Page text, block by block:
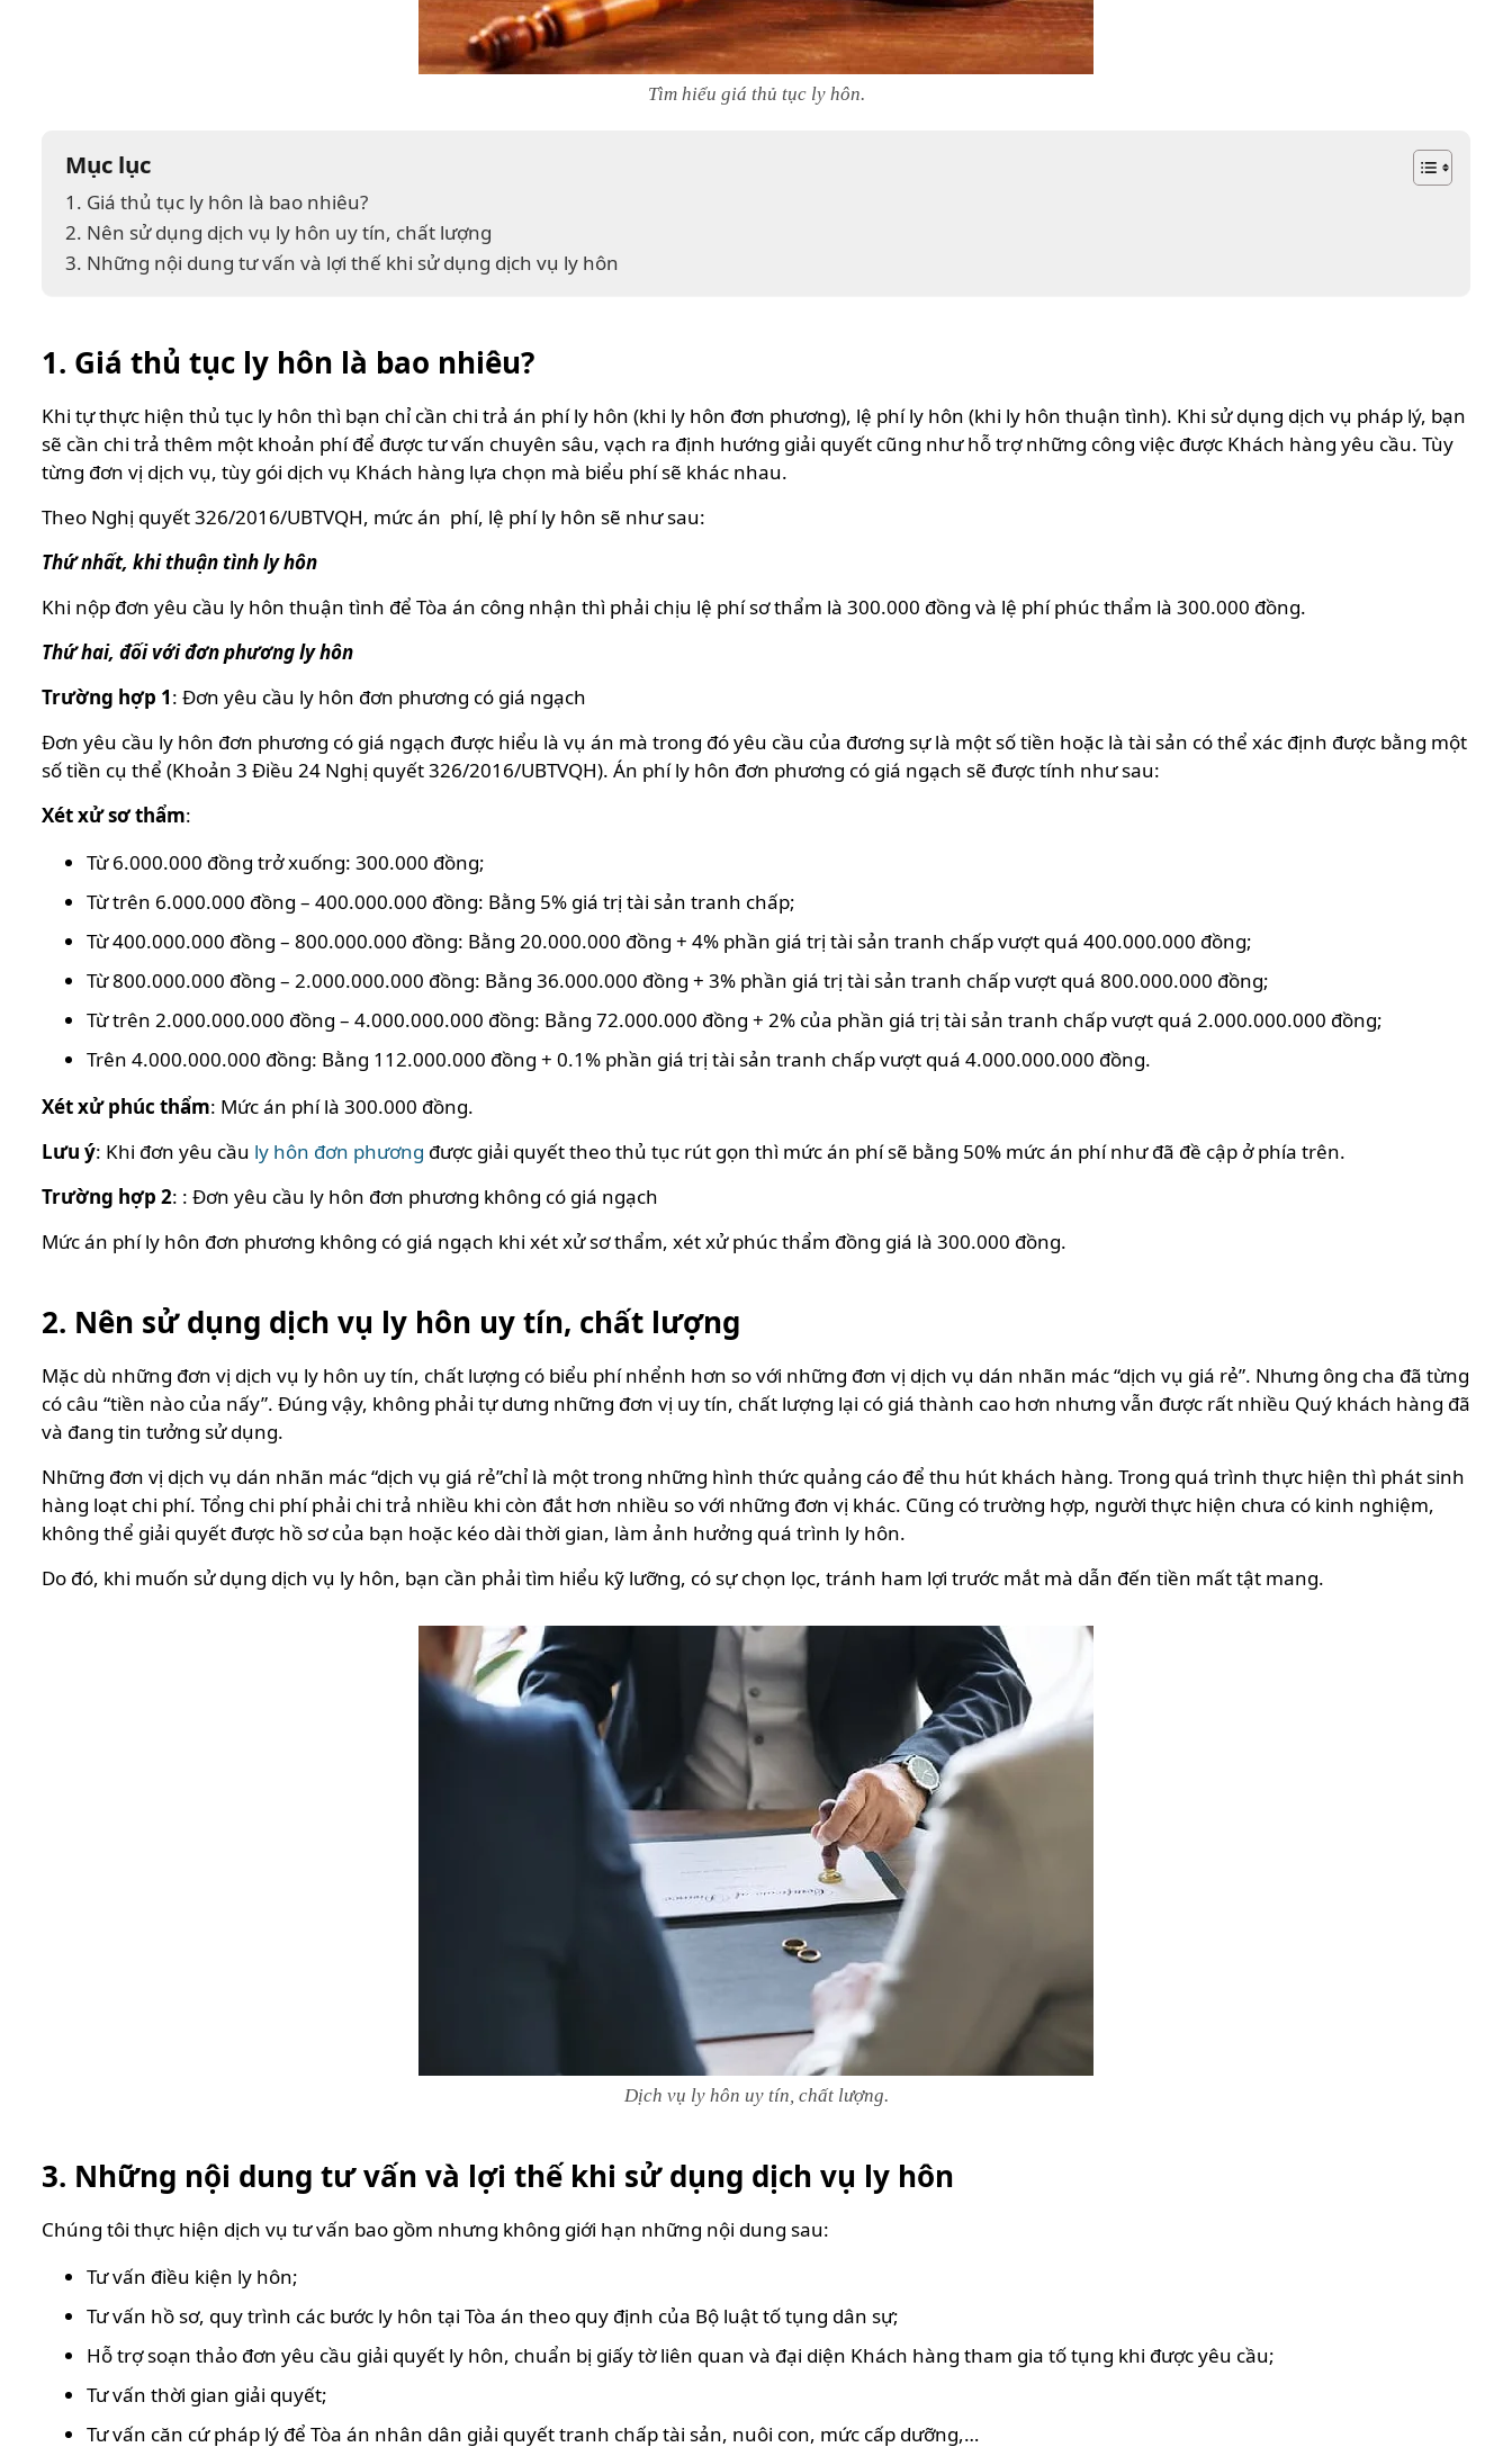
Tìm hiểu giá thủ tục ly hôn.
Mục lục
1. Giá thủ tục ly hôn là bao nhiêu?
2. Nên sử dụng dịch vụ ly hôn uy tín, chất lượng
3. Những nội dung tư vấn và lợi thế khi sử dụng dịch vụ ly hôn
1. Giá thủ tục ly hôn là bao nhiêu?
Khi tự thực hiện thủ tục ly hôn thì bạn chỉ cần chi trả án phí ly hôn (khi ly hôn đơn phương), lệ phí ly hôn (khi ly hôn thuận tình). Khi sử dụng dịch vụ pháp lý, bạn
sẽ cần chi trả thêm một khoản phí để được tư vấn chuyên sâu, vạch ra định hướng giải quyết cũng như hỗ trợ những công việc được Khách hàng yêu cầu. Tùy
từng đơn vị dịch vụ, tùy gói dịch vụ Khách hàng lựa chọn mà biểu phí sẽ khác nhau.
Theo Nghị quyết 326/2016/UBTVQH, mức án phí, lệ phí ly hôn sẽ như sau:
Thứ nhất, khi thuận tình ly hôn
Khi nộp đơn yêu cầu ly hôn thuận tình để Tòa án công nhận thì phải chịu lệ phí sơ thẩm là 300.000 đồng và lệ phí phúc thẩm là 300.000 đồng.
Thứ hai, đối với đơn phương ly hôn
Trường hợp 1: Đơn yêu cầu ly hôn đơn phương có giá ngạch
Đơn yêu cầu ly hôn đơn phương có giá ngạch được hiểu là vụ án mà trong đó yêu cầu của đương sự là một số tiền hoặc là tài sản có thể xác định được bằng một
số tiền cụ thể (Khoản 3 Điều 24 Nghị quyết 326/2016/UBTVQH). Án phí ly hôn đơn phương có giá ngạch sẽ được tính như sau:
Xét xử sơ thẩm:
Từ 6.000.000 đồng trở xuống: 300.000 đồng;
Từ trên 6.000.000 đồng – 400.000.000 đồng: Bằng 5% giá trị tài sản tranh chấp;
Từ 400.000.000 đồng – 800.000.000 đồng: Bằng 20.000.000 đồng + 4% phần giá trị tài sản tranh chấp vượt quá 400.000.000 đồng;
Từ 800.000.000 đồng – 2.000.000.000 đồng: Bằng 36.000.000 đồng + 3% phần giá trị tài sản tranh chấp vượt quá 800.000.000 đồng;
Từ trên 2.000.000.000 đồng – 4.000.000.000 đồng: Bằng 72.000.000 đồng + 2% của phần giá trị tài sản tranh chấp vượt quá 2.000.000.000 đồng;
Trên 4.000.000.000 đồng: Bằng 112.000.000 đồng + 0.1% phần giá trị tài sản tranh chấp vượt quá 4.000.000.000 đồng.
Xét xử phúc thẩm: Mức án phí là 300.000 đồng.
Lưu ý: Khi đơn yêu cầu ly hôn đơn phương được giải quyết theo thủ tục rút gọn thì mức án phí sẽ bằng 50% mức án phí như đã đề cập ở phía trên.
Trường hợp 2: : Đơn yêu cầu ly hôn đơn phương không có giá ngạch
Mức án phí ly hôn đơn phương không có giá ngạch khi xét xử sơ thẩm, xét xử phúc thẩm đồng giá là 300.000 đồng.
2. Nên sử dụng dịch vụ ly hôn uy tín, chất lượng
Mặc dù những đơn vị dịch vụ ly hôn uy tín, chất lượng có biểu phí nhểnh hơn so với những đơn vị dịch vụ dán nhãn mác “dịch vụ giá rẻ”. Nhưng ông cha đã từng
có câu “tiền nào của nấy”. Đúng vậy, không phải tự dưng những đơn vị uy tín, chất lượng lại có giá thành cao hơn nhưng vẫn được rất nhiều Quý khách hàng đã
và đang tin tưởng sử dụng.
Những đơn vị dịch vụ dán nhãn mác “dịch vụ giá rẻ”chỉ là một trong những hình thức quảng cáo để thu hút khách hàng. Trong quá trình thực hiện thì phát sinh
hàng loạt chi phí. Tổng chi phí phải chi trả nhiều khi còn đắt hơn nhiều so với những đơn vị khác. Cũng có trường hợp, người thực hiện chưa có kinh nghiệm,
không thể giải quyết được hồ sơ của bạn hoặc kéo dài thời gian, làm ảnh hưởng quá trình ly hôn.
Do đó, khi muốn sử dụng dịch vụ ly hôn, bạn cần phải tìm hiểu kỹ lưỡng, có sự chọn lọc, tránh ham lợi trước mắt mà dẫn đến tiền mất tật mang.
Dịch vụ ly hôn uy tín, chất lượng.
3. Những nội dung tư vấn và lợi thế khi sử dụng dịch vụ ly hôn
Chúng tôi thực hiện dịch vụ tư vấn bao gồm nhưng không giới hạn những nội dung sau:
Tư vấn điều kiện ly hôn;
Tư vấn hồ sơ, quy trình các bước ly hôn tại Tòa án theo quy định của Bộ luật tố tụng dân sự;
Hỗ trợ soạn thảo đơn yêu cầu giải quyết ly hôn, chuẩn bị giấy tờ liên quan và đại diện Khách hàng tham gia tố tụng khi được yêu cầu;
Tư vấn thời gian giải quyết;
Tư vấn căn cứ pháp lý để Tòa án nhân dân giải quyết tranh chấp tài sản, nuôi con, mức cấp dưỡng,…